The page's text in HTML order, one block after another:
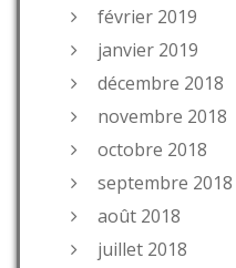
février 2019
janvier 2019
décembre 2018
novembre 2018
octobre 2018
septembre 2018
août 2018
juillet 2018